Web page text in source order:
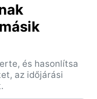
és hasonlítsa
az időjárási